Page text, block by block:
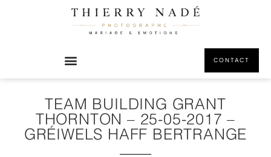
CONTACT
TEAM BUILDING GRANT
THORNTON – 25-05-2017 –
GRÉIWELS HAFF BERTRANGE